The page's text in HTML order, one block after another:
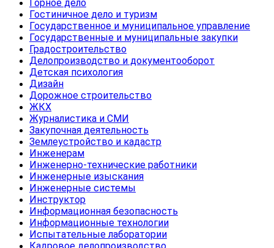
Горное дело
Гостиничное дело и туризм
Государственное и муниципальное управление
Государственные и муниципальные закупки
Градостроительство
Делопроизводство и документооборот
Детская психология
Дизайн
Дорожное строительство
ЖКХ
Журналистика и СМИ
Закупочная деятельность
Землеустройство и кадастр
Инженерам
Инженерно-технические работники
Инженерные изыскания
Инженерные системы
Инструктор
Информационная безопасность
Информационные технологии
Испытательные лаборатории